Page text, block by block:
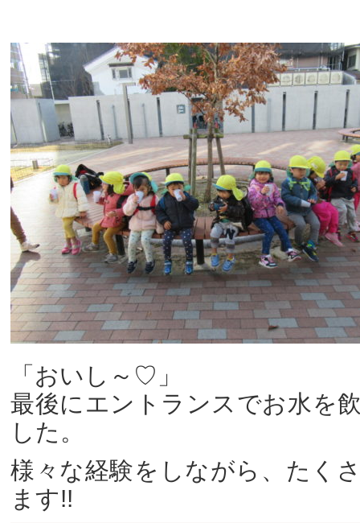
「おいし～♡」
最後にエントランスでお水を
した。
様々な経験をしながら、たく
ます!!